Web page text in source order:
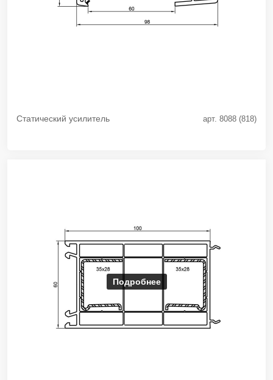
Статический усилитель арт. 8088 (818)
Подробнее